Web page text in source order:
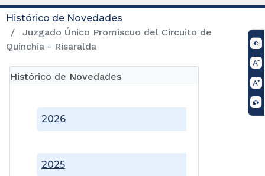
Histórico de Novedades
Juzgado Único Promiscuo del Circuito de
Quinchia - Risaralda
Histórico de Novedades
2025
2026